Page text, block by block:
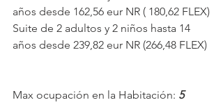
años desde 162,56 eur NR ( 180,62 FLEX)
Suite de 2 adultos y 2 niños hasta 14
años desde 239,82 eur NR (266,48 FLEX)
Max ocupación en la Habitación: 5